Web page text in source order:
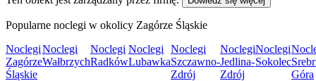
Popularne noclegi w okolicy Zagórze Śląskie
Noclegi
Zagórze
Śląskie
Noclegi
Wałbrzych
Noclegi
Radków
Noclegi
Lubawka
Noclegi
Szczawno-
Zdrój
Noclegi
Jedlina-
Zdrój
Noclegi
Sokolec
Góra